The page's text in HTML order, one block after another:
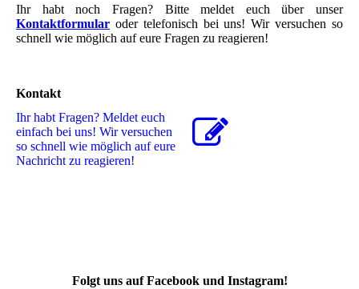
Ihr habt noch Fragen? Bitte meldet euch über unser
Kontaktformular oder telefonisch bei uns! Wir versuchen so
schnell wie möglich auf eure Fragen zu reagieren!
Kontakt
Ihr habt Fragen? Meldet euch
einfach bei uns! Wir versuchen
so schnell wie möglich auf eure
Nachricht zu reagieren!
Folgt uns auf Facebook und Instagram!